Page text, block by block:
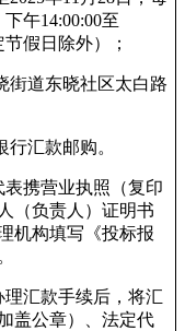
午14:00:00至
假日除外）；
街道东晓社区太白路
汇款邮购。
表携营业执照（复印
（负责人）证明书
机构填写《投标报
理汇款手续后，将汇
盖公章）、法定代